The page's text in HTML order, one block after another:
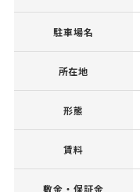
駐車場名
所在地
形態
賃料
敷金・保証金